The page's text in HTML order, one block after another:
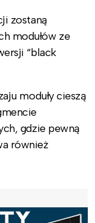
zostaną
modułów ze
“black
moduły cieszą
gdzie pewną
również